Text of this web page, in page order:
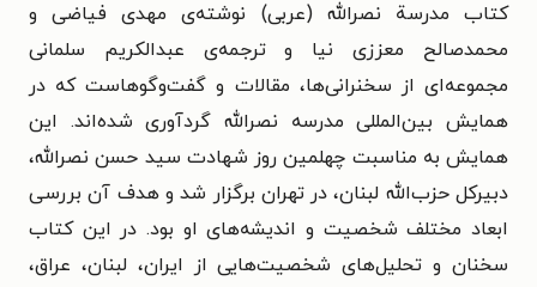
کتاب مدرسة نصرالله (عربی) نوشته‌ی مهدی فیاضی و
محمدصالح معززی نیا و ترجمه‌ی عبدالکریم سلمانی
مجموعه‌ای از سخنرانی‌ها، مقالات و گفت‌وگوهاست که در
همایش بین‌المللی مدرسه نصرالله گردآوری شده‌اند. این
همایش به مناسبت چهلمین روز شهادت سید حسن نصرالله،
دبیرکل حزب‌الله لبنان، در تهران برگزار شد و هدف آن بررسی
ابعاد مختلف شخصیت و اندیشه‌های او بود. در این کتاب
سخنان و تحلیل‌های شخصیت‌هایی از ایران، لبنان، عراق،